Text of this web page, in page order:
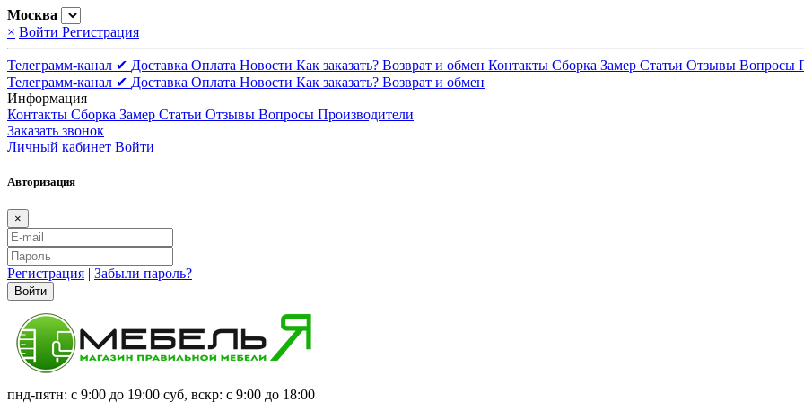
Москва
× Войти Регистрация
Телеграмм-канал ✔ Доставка Оплата Новости Как заказать? Возврат и обмен Контакты Сборка Замер Статьи Отзывы Вопросы
Телеграмм-канал ✔ Доставка Оплата Новости Как заказать? Возврат и обмен
Информация
Контакты Сборка Замер Статьи Отзывы Вопросы Производители
Заказать звонок
Личный кабинет Войти
Авторизация
×
Регистрация | Забыли пароль?
Войти
пнд-пятн: с 9:00 до 19:00 суб, вскр: с 9:00 до 18:00